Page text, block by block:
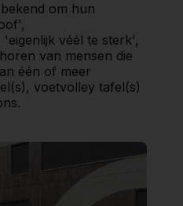
om hun
'eigenlijk véél te sterk',
van mensen die
één of meer
voetvolley tafel(s)